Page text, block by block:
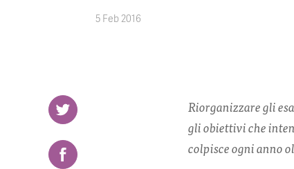
5 Feb 2016
Riorganizzare gli
gli obiettivi che
colpisce ogni anno